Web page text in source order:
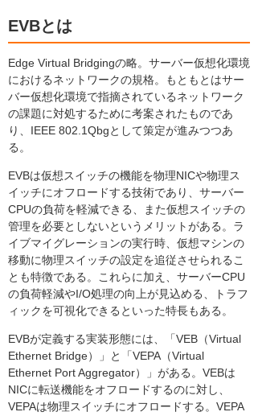
EVBとは
Edge Virtual Bridgingの略。サーバー仮想化環境
におけるネットワークの規格。もともとはサー
バー仮想化環境で指摘されているネットワーク
の課題に対処するために考案されたものであ
り、IEEE 802.1Qbgとして策定が進みつつあ
る。
EVBは仮想スイッチの機能を物理NICや物理ス
イッチにオフロードする技術であり、サーバー
CPUの負荷を軽減できる、また仮想スイッチの
管理を必要としないというメリットがある。ラ
イブマイグレーションの実行時、仮想マシンの
移動に物理スイッチの設定を追従させられるこ
とも特徴である。これらに加え、サーバーCPU
の負荷軽減やI/O処理の向上が見込める、トラフ
ィックを可視化できるといった特長もある。
EVBが定義する実装形態には、「VEB（Virtual
Ethernet Bridge）」と「VEPA（Virtual
Ethernet Port Aggregator）」がある。VEBは
NICに転送機能をオフロードするのに対し、
VEPAは物理スイッチにオフロードする。VEPA